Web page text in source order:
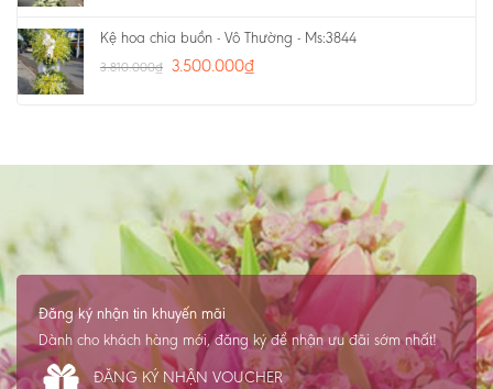
Kệ hoa chia buồn - Vô Thường - Ms:3844
3.810.000₫ 3.500.000₫
Đăng ký nhận tin khuyến mãi
Dành cho khách hàng mới, đăng ký để nhận ưu đãi sớm nhất!
ĐĂNG KÝ NHẬN VOUCHER